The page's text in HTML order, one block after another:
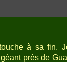
à sa fin.
près de